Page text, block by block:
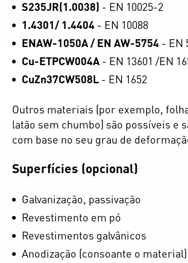
S235JR(1.0038) - EN 10025-2
1.4301/ 1.4404 - EN 10088
ENAW-1050A / EN AW-5754 - EN
Cu-ETPCW004A - EN 13601 /EN
CuZn37CW508L - EN 1652
Outros materiais (por exemplo,
latão sem chumbo) são possíveis e
com base no seu grau de
Superfícies (opcional)
Galvanização, passivação
Revestimento em pó
Revestimentos galvânicos
Anodização (consoante o material)